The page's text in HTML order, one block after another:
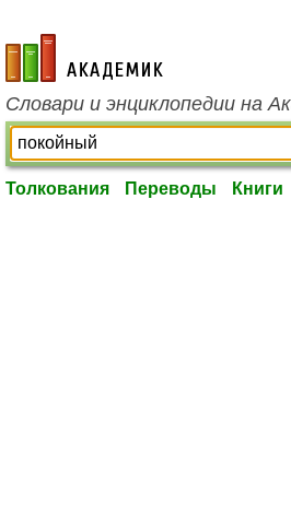
academic.ru
Словари и энциклопедии на
Толкования Переводы Книги